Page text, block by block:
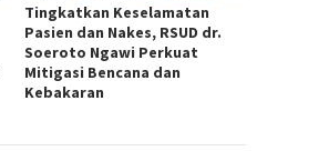
Tingkatkan Keselamatan
Pasien dan Nakes, RSUD dr.
Soeroto Ngawi Perkuat
Mitigasi Bencana dan
Kebakaran